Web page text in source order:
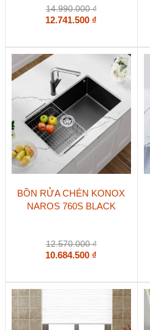
14.990.000₫
12.741.500 ₫
BỒN RỬA CHÉN KONOX
NAROS 760S BLACK
12.570.000₫
10.684.500 ₫